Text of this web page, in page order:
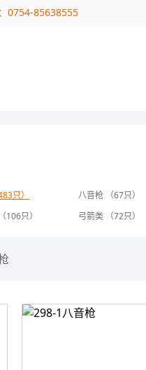
0754-85638555
只）
八音枪 （67只）
106只） 弓箭类 （72只）